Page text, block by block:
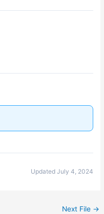
Updated July 4, 2024
Next File →